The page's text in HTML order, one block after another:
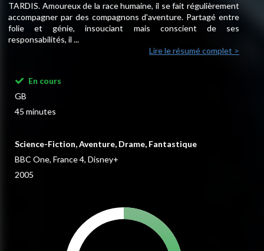
TARDIS. Amoureux de la race humaine, il se fait régulièrement
accompagner par des compagnons d'aventure. Partagé entre
folie et génie, insouciant mais conscient de ses
responsabilités, il ...
Lire le résumé complet >
En cours
GB
45 minutes
Science-Fiction, Aventure, Drame, Fantastique
BBC One, France 4, Disney+
2005